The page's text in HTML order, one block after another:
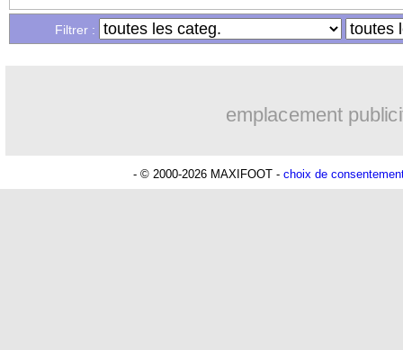
Liste des brèves du lun. 28 juin 2021
Filtrer :
emplacement
- © 2000-2026 MAXIFOOT - choix de